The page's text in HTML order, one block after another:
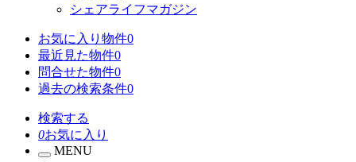
シェアライフマガジン
お気に入り物件0
最近見た物件0
問合せた物件0
過去の検索条件0
検索する
0お気に入り
MENU